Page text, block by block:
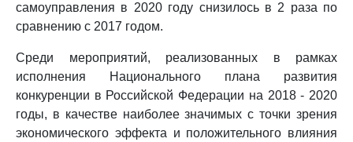
самоуправления в 2020 году снизилось в 2 раза по
сравнению с 2017 годом.
Среди мероприятий, реализованных в рамках
исполнения Национального плана развития
конкуренции в Российской Федерации на 2018 - 2020
годы, в качестве наиболее значимых с точки зрения
экономического эффекта и положительного влияния